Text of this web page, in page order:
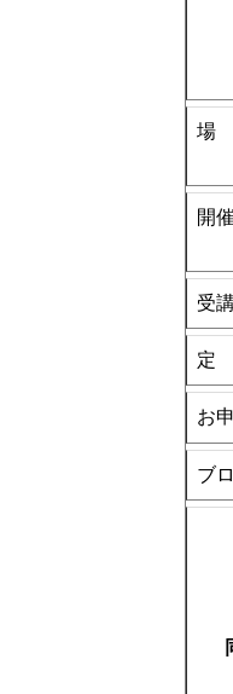
場
開
受
定
お
ブ